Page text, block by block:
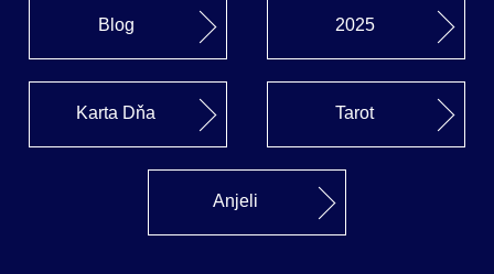
Blog 2025
Karta Dňa Tarot
Anjeli